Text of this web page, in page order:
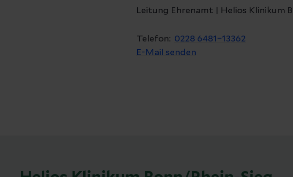
Leitung Ehrenamt | Helios Klinikum
Telefon: 0228 6481–13362
E-Mail senden